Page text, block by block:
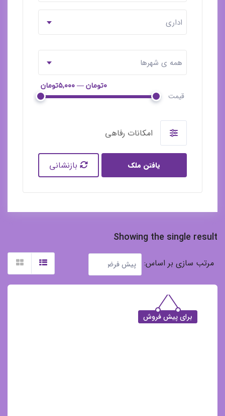
اداری
همه ی شهرها
قیمت
۰تومان — ۵,۰۰۰تومان
امکانات رفاهی
یافتن ملک
Showing the single result
مرتب سازی بر اساس:
برای پیش فروش